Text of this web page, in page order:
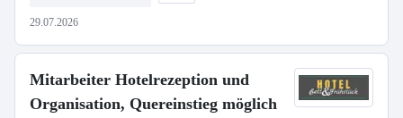
29.07.2026
Mitarbeiter Hotelrezeption und
Organisation, Quereinstieg möglich